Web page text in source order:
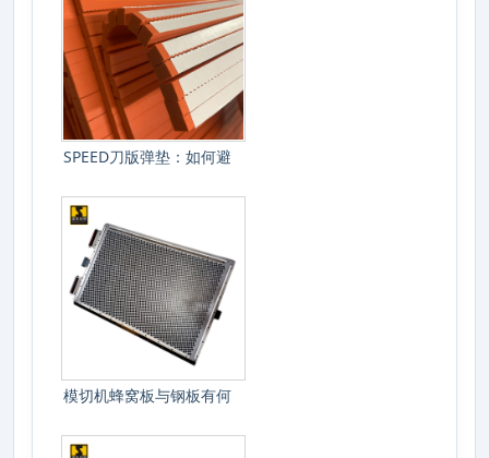
SPEED刀版弹垫：如何避
模切机蜂窝板与钢板有何